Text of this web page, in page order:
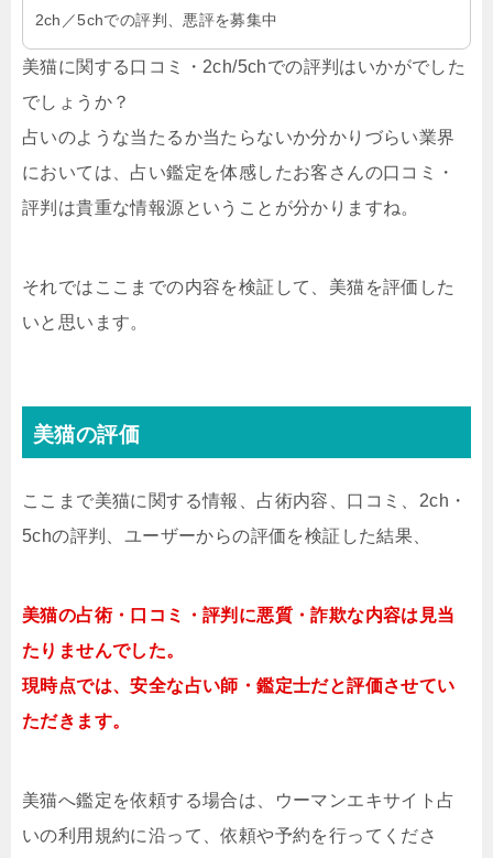
2ch／5chでの評判、悪評を募集中
美猫に関する口コミ・2ch/5chでの評判はいかがでした
でしょうか？
占いのような当たるか当たらないか分かりづらい業界
においては、占い鑑定を体感したお客さんの口コミ・
評判は貴重な情報源ということが分かりますね。
それではここまでの内容を検証して、美猫を評価した
いと思います。
美猫の評価
ここまで美猫に関する情報、占術内容、口コミ、2ch・
5chの評判、ユーザーからの評価を検証した結果、
美猫の占術・口コミ・評判に悪質・詐欺な内容は見当
たりませんでした。
現時点では、安全な占い師・鑑定士だと評価させてい
ただきます。
美猫へ鑑定を依頼する場合は、ウーマンエキサイト占
いの利用規約に沿って、依頼や予約を行ってくださ